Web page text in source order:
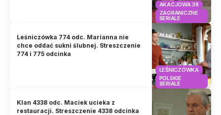
AKACJOWA 38
ZAGRANICZNE
SERIALE
LEŚNICZÓWKA
POLSKIE
SERIALE
Leśniczówka 774 odc. Marianna nie
chce oddać sukni ślubnej. Streszczenie
774 i 775 odcinka
Klan 4338 odc. Maciek ucieka z
restauracji. Streszczenie 4338 odcinka